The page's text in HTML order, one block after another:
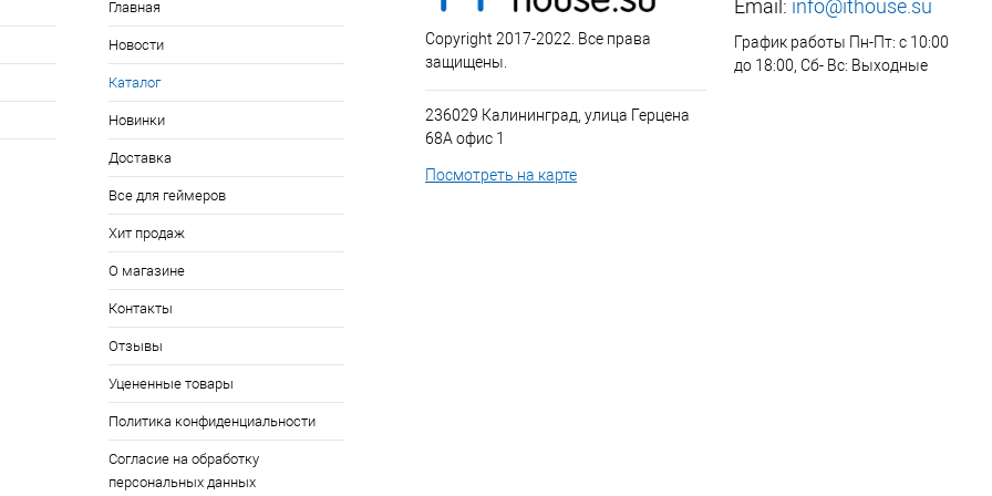
Главная
Новости
Каталог
Новинки
Доставка
Все для геймеров
Хит продаж
О магазине
Контакты
Отзывы
Уцененные товары
Политика конфиденциальности
Согласие на обработку
персональных данных
Copyright 2017-2022. Все права
защищены.
236029 Калининград, улица Герцена
68А офис 1
Посмотреть на карте
Email: info@ithouse.su
График работы Пн-Пт: с 10:00
до 18:00, Сб- Вс: Выходные